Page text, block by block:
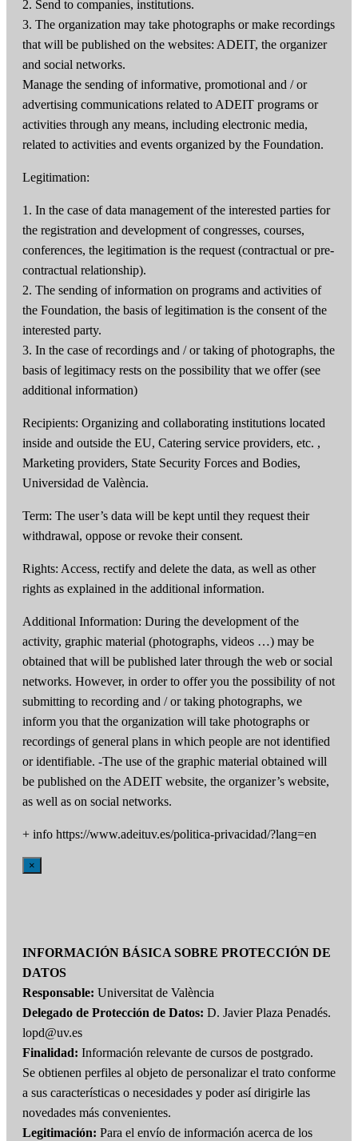
2. Send to companies, institutions.
3. The organization may take photographs or make recordings
that will be published on the websites: ADEIT, the organizer
and social networks.
Manage the sending of informative, promotional and / or
advertising communications related to ADEIT programs or
activities through any means, including electronic media,
related to activities and events organized by the Foundation.
Legitimation:
1. In the case of data management of the interested parties for
the registration and development of congresses, courses,
conferences, the legitimation is the request (contractual or pre-
contractual relationship).
2. The sending of information on programs and activities of
the Foundation, the basis of legitimation is the consent of the
interested party.
3. In the case of recordings and / or taking of photographs, the
basis of legitimacy rests on the possibility that we offer (see
additional information)
Recipients: Organizing and collaborating institutions located
inside and outside the EU, Catering service providers, etc. ,
Marketing providers, State Security Forces and Bodies,
Universidad de València.
Term: The user’s data will be kept until they request their
withdrawal, oppose or revoke their consent.
Rights: Access, rectify and delete the data, as well as other
rights as explained in the additional information.
Additional Information: During the development of the
activity, graphic material (photographs, videos …) may be
obtained that will be published later through the web or social
networks. However, in order to offer you the possibility of not
submitting to recording and / or taking photographs, we
inform you that the organization will take photographs or
recordings of general plans in which people are not identified
or identifiable. -The use of the graphic material obtained will
be published on the ADEIT website, the organizer’s website,
as well as on social networks.
+ info https://www.adeituv.es/politica-privacidad/?lang=en
×
INFORMACIÓN BÁSICA SOBRE PROTECCIÓN DE
DATOS
Responsable: Universitat de València
Delegado de Protección de Datos: D. Javier Plaza Penadés.
lopd@uv.es
Finalidad: Información relevante de cursos de postgrado.
Se obtienen perfiles al objeto de personalizar el trato conforme
a sus características o necesidades y poder así dirigirle las
novedades más convenientes.
Legitimación: Para el envío de información acerca de los